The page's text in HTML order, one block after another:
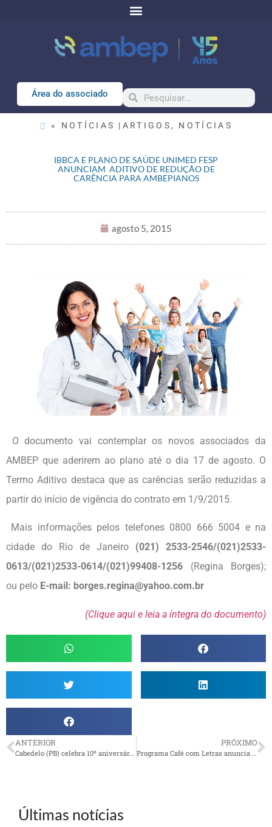
Área do associado
« NOTÍCIAS | ARTIGOS , NOTÍCIAS
IBBCA E PLANO DE SAÚDE UNIMED FESP
ANUNCIAM ADITIVO DE REDUÇÃO DE
CARÊNCIA PARA AMBEPIANOS
agosto 5, 2015
O documento vai contemplar os novos associados da
AMBEP que aderirem ao plano até o dia 17 de agosto. O
Termo Aditivo destaca que as carências serão reduzidas a
partir do início de vigência do contrato em 1/9/2015.
Mais informações pelos telefones 0800 666 5004 e na
cidade do Rio de Janeiro (021) 2533-2546/(021)2533-
0613/(021)2533-0614/(021)99408-1256 (Regina Borges);
ou pelo E-mail: borges.regina@yahoo.com.br
(Clique aqui e leia a íntegra do documento)
ANTERIOR
Cabedelo (PB) celebra 10º aniversário com festa glamourosa no Restaurante Coelho’s
PRÓXIMO
Programa Café com Letras anuncia atividades para agosto e setembro
Últimas notícias